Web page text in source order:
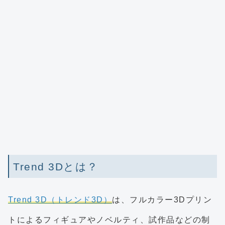
Trend 3Dとは？
Trend 3D（トレンド3D）は、フルカラー3Dプリン
トによるフィギュアやノベルティ、試作品などの制